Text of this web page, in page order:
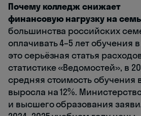
Почему колледж снижает
финансовую нагрузку на
большинства российских
оплачивать 4–5 лет обучения
это серьёзная статья
статистике «Ведомостей», в
средняя стоимость обучения
выросла на 12%.
и высшего образования